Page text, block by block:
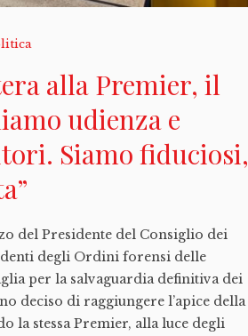
alla Premier, il
udienza e
Siamo fiduciosi,
del Presidente del Consiglio dei
degli Ordini forensi delle
per la salvaguardia definitiva dei
deciso di raggiungere l’apice della
la stessa Premier, alla luce degli